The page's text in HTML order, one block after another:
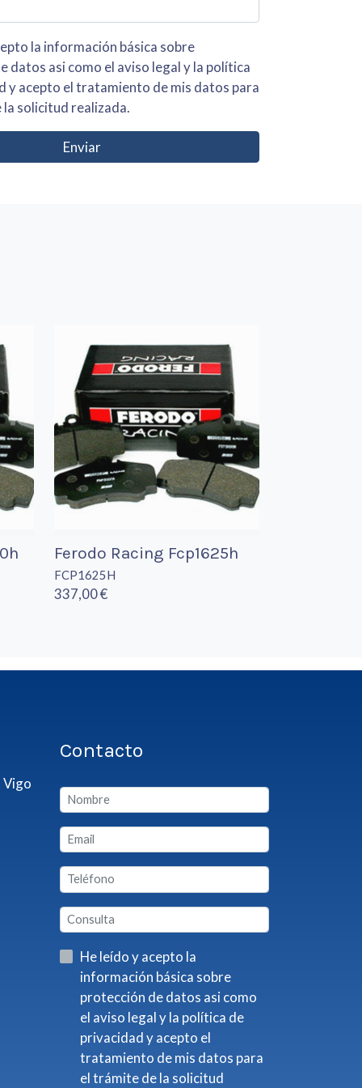
sobre
legal y la política
solicitud realizada.
Enviar
Ferodo Racing Fcp1625h
FCP1625H
337,00 €
Vigo
Contacto
He leído y acepto la
información básica sobre
protección de datos asi como
el aviso legal y la política de
privacidad y acepto el
tratamiento de mis datos para
el trámite de la solicitud